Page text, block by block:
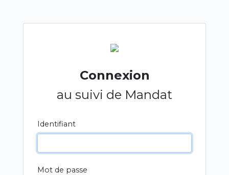
Connexion
au suivi de Mandat
Identifiant
Mot de passe